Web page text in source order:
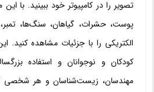
تصویر را در کامپیوتر خود ببینید‏.‏ با
پوست، حشرات، گیاهان، سنگ‌ها،
الکتریکی را با جزئیات مشاهده کنید‏.‏
کودکان و نوجوانان و استفاده
مهندسان، زیست‌شناسان و هر شخصی که